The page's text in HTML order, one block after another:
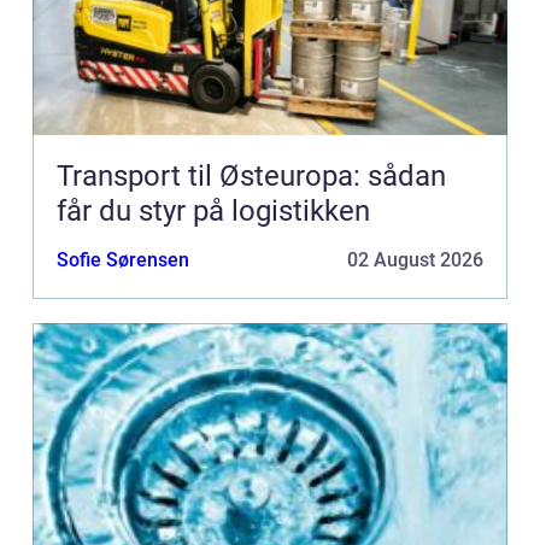
Transport til Østeuropa: sådan
får du styr på logistikken
Sofie Sørensen 02 August 2026